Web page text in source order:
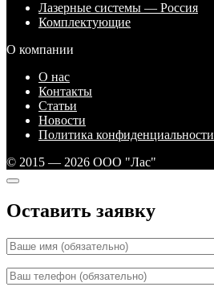
Лазерные системы — Россия
Комплектующие
О компании
О нас
Контакты
Статьи
Новости
Политика конфиденциальности
© 2015 — 2026 ООО "Лас"
Оставить заявку